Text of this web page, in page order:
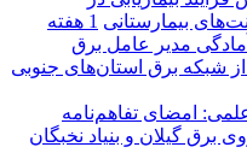
بیمارستانی 1 هفته
مدیر عامل برق
از شبكه برق استان‌های جنوبی
امضای تفاهم‌نامه
برق گیلان و بنیاد نخبگان